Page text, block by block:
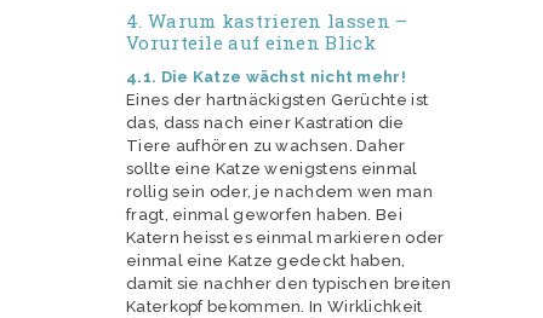
4. Warum kastrieren lassen –
Vorurteile auf einen Blick
4.1. Die Katze wächst nicht mehr!
Eines der hartnäckigsten Gerüchte ist
das, dass nach einer Kastration die
Tiere aufhören zu wachsen. Daher
sollte eine Katze wenigstens einmal
rollig sein oder, je nachdem wen man
fragt, einmal geworfen haben. Bei
Katern heisst es einmal markieren oder
einmal eine Katze gedeckt haben,
damit sie nachher den typischen breiten
Katerkopf bekommen. In Wirklichkeit